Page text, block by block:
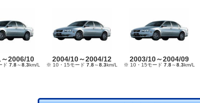
2006/10
ド 7.8～8.3km/L
2004/10～2004/12
※ 10・15モード 7.8～8.3km/L
2003/10～2004/09
※ 10・15モード 7.8～8.3km/L